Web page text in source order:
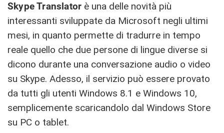
Skype Translator è una delle novità più
interessanti sviluppate da Microsoft negli ultimi
mesi, in quanto permette di tradurre in tempo
reale quello che due persone di lingue diverse si
dicono durante una conversazione audio o video
su Skype. Adesso, il servizio può essere provato
da tutti gli utenti Windows 8.1 e Windows 10,
semplicemente scaricandolo dal Windows Store
su PC o tablet.